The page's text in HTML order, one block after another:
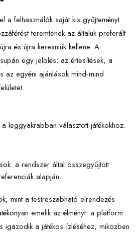
a felhasználók saját kis gyűjteményt
teremtenek az általuk preferált
és újra keresniük kellene. A
egy jelölés; az értesítések, a
az egyéni ajánlások mind-mind
leggyakrabban választott játékokhoz.
a rendszer által összegyűjtött
alapján.
mint a testreszabható elrendezés
emelik az élményt: a platform
igazodik a játékos ízléséhez, miközben